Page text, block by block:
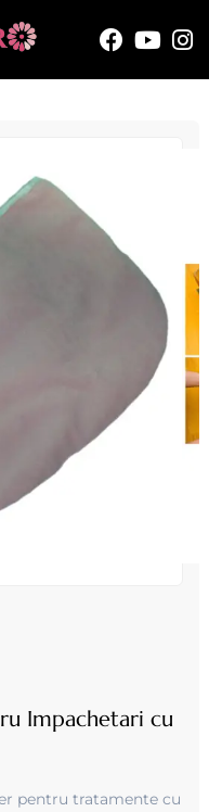
Impachetari cu
pentru tratamente cu